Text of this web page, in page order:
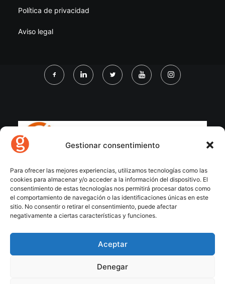
Gestionar consentimiento
Para ofrecer las mejores experiencias, utilizamos tecnologías como las
cookies para almacenar y/o acceder a la información del dispositivo. El
consentimiento de estas tecnologías nos permitirá procesar datos como
el comportamiento de navegación o las identificaciones únicas en este
sitio. No consentir o retirar el consentimiento, puede afectar
negativamente a ciertas características y funciones.
Aceptar
Denegar
Política de privacidad
Aviso legal